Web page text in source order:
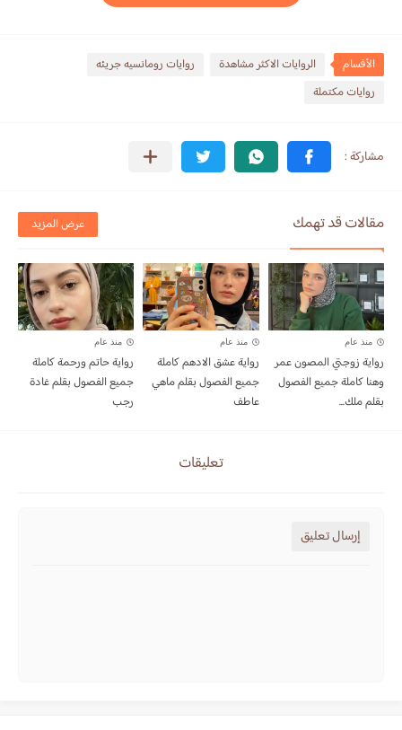
الأقسام الروايات الاكثر مشاهدة
روايات رومانسيه جريئه
روايات مكتملة
مقالات قد تهمك عرض المزيد
منذ عام
رواية زوجتي المصون عمر
وهنا كاملة جميع الفصول
بقلم ملك...
منذ عام
رواية عشق الادهم كاملة
جميع الفصول بقلم ماهي
عاطف
منذ عام
رواية حاتم ورحمة كاملة
جميع الفصول بقلم غادة
رجب
تعليقات
إرسال تعليق